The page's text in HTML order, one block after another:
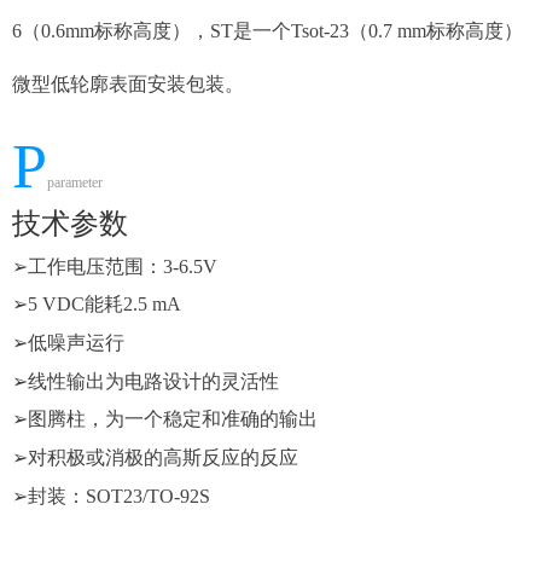
6（0.6mm标称高度），ST是一个Tsot-23（0.7 mm标称高度）
微型低轮廓表面安装包装。
Pparameter
技术参数
➢工作电压范围： 3-6.5V
➢5 VDC能耗2.5 mA
➢低噪声运行
➢线性输出为电路设计的灵活性
➢图腾柱，为一个稳定和准确的输出
➢对积极或消极的高斯反应的反应
➢封装： SOT23/TO-92S